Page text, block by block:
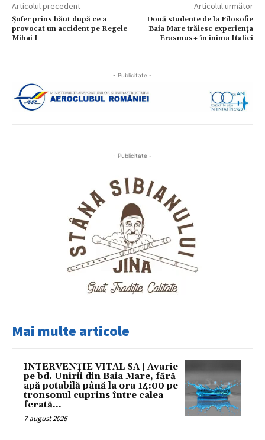
Articolul precedent
Șofer prins băut după ce a
provocat un accident pe Regele
Mihai I
Articolul următor
Două studente de la Filosofie
Baia Mare trăiesc experiența
Erasmus+ în inima Italiei
- Publicitate -
- Publicitate -
Mai multe articole
INTERVENȚIE VITAL SA | Avarie
pe bd. Unirii din Baia Mare, fără
apă potabilă până la ora 14:00 pe
tronsonul cuprins între calea
ferată...
7 august 2026